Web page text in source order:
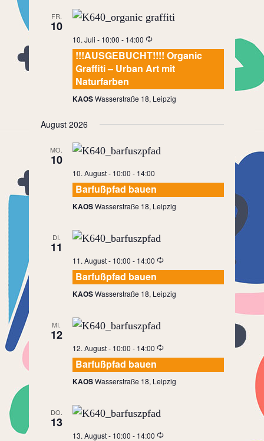
FR.
10
10. Juli - 10:00 - 14:00
!!!AUSGEBUCHT!!!! Organic
Graffiti – Urban Art mit
Naturfarben
KAOSWasserstraße 18, Leipzig
August 2026
MO.
10
10. August - 10:00 - 14:00
Barfußpfad bauen
KAOSWasserstraße 18, Leipzig
DI.
11
11. August - 10:00 - 14:00
Barfußpfad bauen
KAOSWasserstraße 18, Leipzig
MI.
12
12. August - 10:00 - 14:00
Barfußpfad bauen
KAOSWasserstraße 18, Leipzig
DO.
13
13. August - 10:00 - 14:00